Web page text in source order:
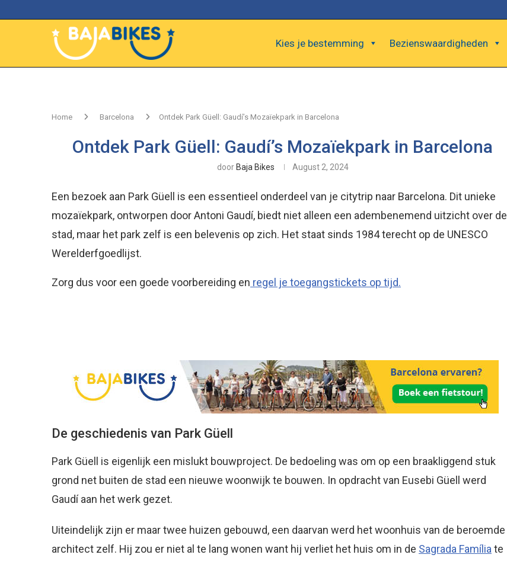
Kies je bestemming Bezienswaardigheden
Home Barcelona Ontdek Park Güell: Gaudí’s Mozaïekpark in Barcelona
Ontdek Park Güell: Gaudí’s Mozaïekpark in Barcelona
door Baja Bikes August 2, 2024
Een bezoek aan Park Güell is een essentieel onderdeel van je citytrip naar Barcelona. Dit unieke
mozaïekpark, ontworpen door Antoni Gaudí, biedt niet alleen een adembenemend uitzicht over de
stad, maar het park zelf is een belevenis op zich. Het staat sinds 1984 terecht op de UNESCO
Werelderfgoedlijst.
Zorg dus voor een goede voorbereiding en regel je toegangstickets op tijd.
De geschiedenis van Park Güell
Park Güell is eigenlijk een mislukt bouwproject. De bedoeling was om op een braakliggend stuk
grond net buiten de stad een nieuwe woonwijk te bouwen. In opdracht van Eusebi Güell werd
Gaudí aan het werk gezet.
Uiteindelijk zijn er maar twee huizen gebouwd, een daarvan werd het woonhuis van de beroemde
architect zelf. Hij zou er niet al te lang wonen want hij verliet het huis om in de Sagrada Família te